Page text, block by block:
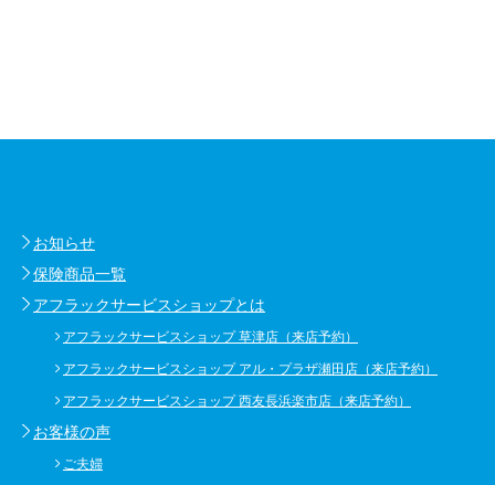
お知らせ
保険商品一覧
アフラックサービスショップとは
アフラックサービスショップ 草津店（来店予約）
アフラックサービスショップ アル・プラザ瀬田店（来店予約）
アフラックサービスショップ 西友長浜楽市店（来店予約）
お客様の声
ご夫婦